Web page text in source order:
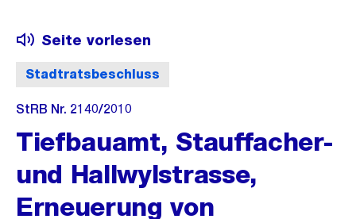
Stadtratsbeschluss
Seite vorlesen
StRB Nr. 2140/2010
Tiefbauamt, Stauffacher-
und Hallwylstrasse,
Erneuerung von